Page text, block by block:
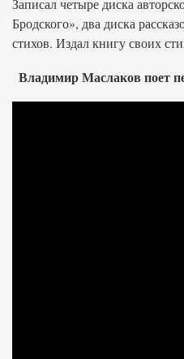
Записал четыре диска
Бродского», два диска
стихов. Издал книгу своих
Владимир Маслаков поет